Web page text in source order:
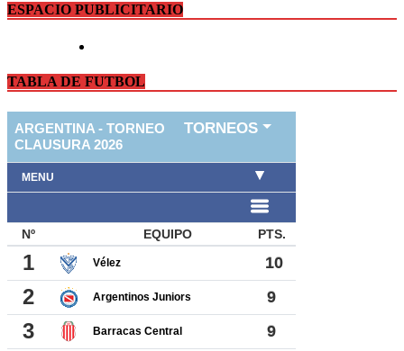
ESPACIO PUBLICITARIO
TABLA DE FUTBOL